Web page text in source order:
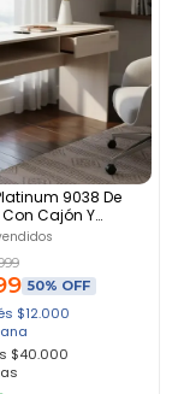
9038 De
Cajón Y
Andino
50% OFF
$12.000
$40.000